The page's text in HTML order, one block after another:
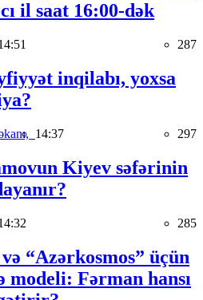
il saat 16:00-dək
287
inqilabı, yoxsa
14:37 297
Kiyev səfərinin
285
“Azərkosmos” üçün
modeli: Fərman hansı